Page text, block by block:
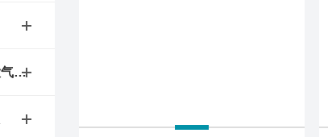
PM2.5/PM10/PM1/TSP大气颗粒物监测仪